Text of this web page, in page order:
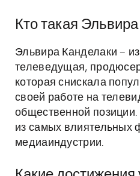
Кто такая
Эльвира Канделаки –
телеведущая,
которая снискала
своей работе на
общественной
из самых влиятельных
медиаиндустрии.